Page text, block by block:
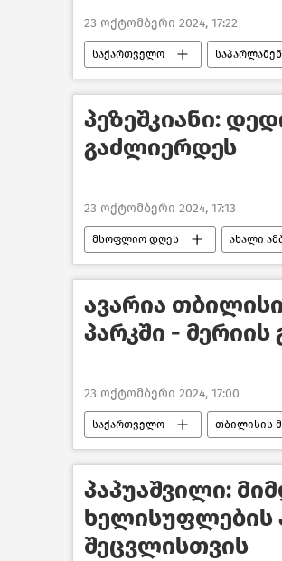
23 ოქტომბერი 2024, 17:22
საქართველო
პეზეშკიანი:
გაძლიერდეს
23 ოქტომბერი 2024, 17:13
მსოფლიო დღეს ახალი
პოლიტიკა ირანი
ავარია
პარკში - მერიის
23 ოქტომბერი 2024, 17:00
საქართველო თბილისის
ახალი ამბები
პაპუაშვილი:
ხელისუფლების
შეცვლისთვის